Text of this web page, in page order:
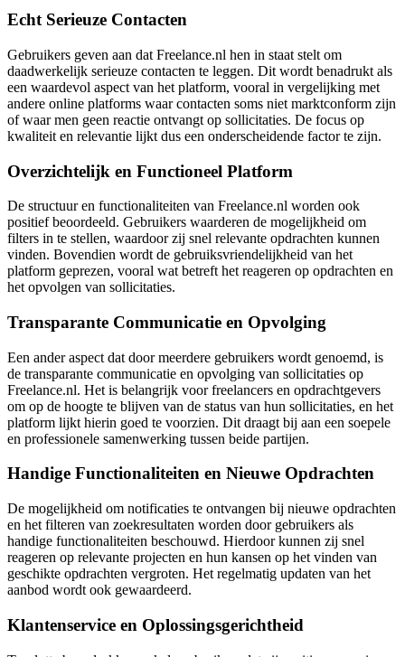
Echt Serieuze Contacten
Gebruikers geven aan dat Freelance.nl hen in staat stelt om
daadwerkelijk serieuze contacten te leggen. Dit wordt benadrukt als
een waardevol aspect van het platform, vooral in vergelijking met
andere online platforms waar contacten soms niet marktconform zijn
of waar men geen reactie ontvangt op sollicitaties. De focus op
kwaliteit en relevantie lijkt dus een onderscheidende factor te zijn.
Overzichtelijk en Functioneel Platform
De structuur en functionaliteiten van Freelance.nl worden ook
positief beoordeeld. Gebruikers waarderen de mogelijkheid om
filters in te stellen, waardoor zij snel relevante opdrachten kunnen
vinden. Bovendien wordt de gebruiksvriendelijkheid van het
platform geprezen, vooral wat betreft het reageren op opdrachten en
het opvolgen van sollicitaties.
Transparante Communicatie en Opvolging
Een ander aspect dat door meerdere gebruikers wordt genoemd, is
de transparante communicatie en opvolging van sollicitaties op
Freelance.nl. Het is belangrijk voor freelancers en opdrachtgevers
om op de hoogte te blijven van de status van hun sollicitaties, en het
platform lijkt hierin goed te voorzien. Dit draagt bij aan een soepele
en professionele samenwerking tussen beide partijen.
Handige Functionaliteiten en Nieuwe Opdrachten
De mogelijkheid om notificaties te ontvangen bij nieuwe opdrachten
en het filteren van zoekresultaten worden door gebruikers als
handige functionaliteiten beschouwd. Hierdoor kunnen zij snel
reageren op relevante projecten en hun kansen op het vinden van
geschikte opdrachten vergroten. Het regelmatig updaten van het
aanbod wordt ook gewaardeerd.
Klantenservice en Oplossingsgerichtheid